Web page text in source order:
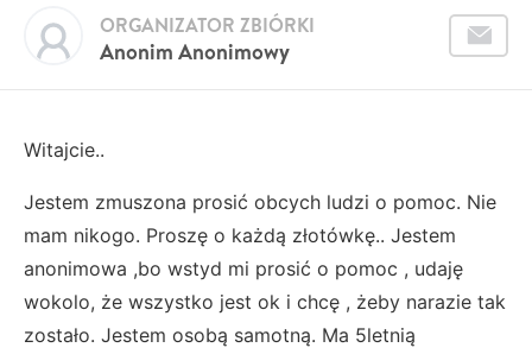
Anonim Anonimowy
ORGANIZATOR ZBIÓRKI
Witajcie..
Jestem zmuszona prosić obcych ludzi o pomoc. Nie
mam nikogo. Proszę o każdą złotówkę.. Jestem
anonimowa ,bo wstyd mi prosić o pomoc , udaję
wokolo, że wszystko jest ok i chcę , żeby narazie tak
zostało. Jestem osobą samotną. Ma 5letnią